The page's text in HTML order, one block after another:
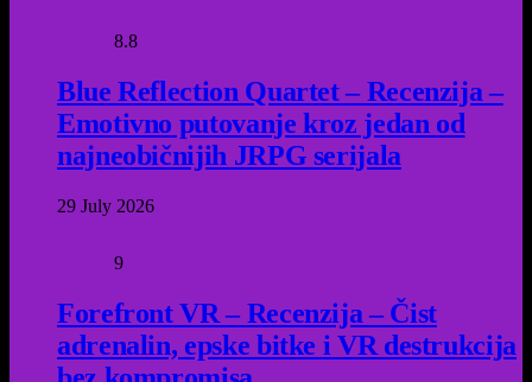
8.8
Blue Reflection Quartet – Recenzija –
Emotivno putovanje kroz jedan od
najneobičnijih JRPG serijala
29 July 2026
9
Forefront VR – Recenzija – Čist
adrenalin, epske bitke i VR destrukcija